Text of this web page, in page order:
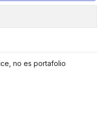
no es portafolio